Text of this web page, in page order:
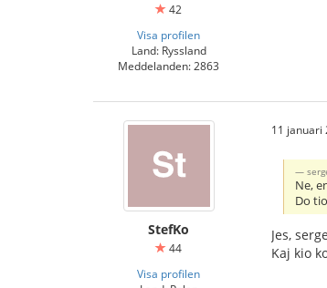
42
Visa profilen
Land: Ryssland
Meddelanden: 2863
StefKo
44
Visa profilen
11 januari
Ne,
Do
Jes,
Kaj kio